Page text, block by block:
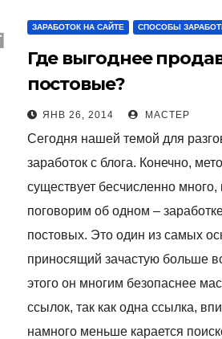
ЗАРАБОТОК НА САЙТЕ СПОСОБЫ
Где выгоднее
постовые?
ЯНВ 26, 2014 МАСТЕР
Сегодня нашей темой для
заработок с блога. Конечно,
существует бесчисленно
поговорим об одном –
постовых. Это один из самых
приносящий зачастую больше
этого он многим безопаснее
ссылок, так как одна ссылка,
намного меньше карается